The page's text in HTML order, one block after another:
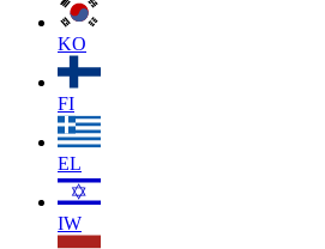
KO
FI
EL
IW